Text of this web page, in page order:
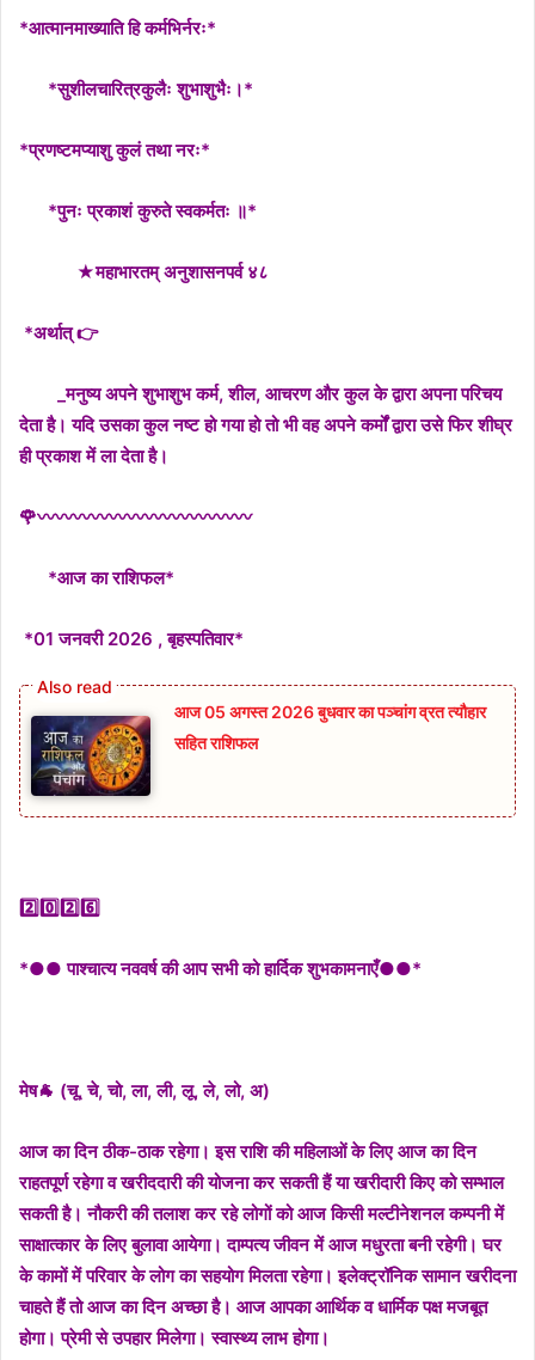
*आत्मानमाख्याति हि कर्मभिर्नरः*
*सुशीलचारित्रकुलैः शुभाशुभैः।*
*प्रणष्टमप्याशु कुलं तथा नरः*
*पुनः प्रकाशं कुरुते स्वकर्मतः ॥*
★महाभारतम् अनुशासनपर्व ४८
*अर्थात् 👉
_मनुष्य अपने शुभाशुभ कर्म, शील, आचरण और कुल के द्वारा अपना परिचय
देता है। यदि उसका कुल नष्ट हो गया हो तो भी वह अपने कर्मों द्वारा उसे फिर शीघ्र
ही प्रकाश में ला देता है।
🌹〰〰〰〰〰〰〰〰〰〰〰〰
*आज का राशिफल*
*01 जनवरी 2026 , बृहस्पतिवार*
आज 05 अगस्त 2026 बुधवार का पञ्चांग व्रत त्यौहार
सहित राशिफल
2️⃣0️⃣2️⃣6️⃣
*●● पाश्चात्य नववर्ष की आप सभी को हार्दिक शुभकामनाएँ●●*
मेष🐐 (चू, चे, चो, ला, ली, लू, ले, लो, अ)
आज का दिन ठीक-ठाक रहेगा। इस राशि की महिलाओं के लिए आज का दिन
राहतपूर्ण रहेगा व खरीददारी की योजना कर सकती हैं या खरीदारी किए को सम्भाल
सकती है। नौकरी की तलाश कर रहे लोगों को आज किसी मल्टीनेशनल कम्पनी में
साक्षात्कार के लिए बुलावा आयेगा। दाम्पत्य जीवन में आज मधुरता बनी रहेगी। घर
के कामों में परिवार के लोग का सहयोग मिलता रहेगा। इलेक्ट्रॉनिक सामान खरीदना
चाहते हैं तो आज का दिन अच्छा है। आज आपका आर्थिक व धार्मिक पक्ष मजबूत
होगा। प्रेमी से उपहार मिलेगा। स्वास्थ्य लाभ होगा।